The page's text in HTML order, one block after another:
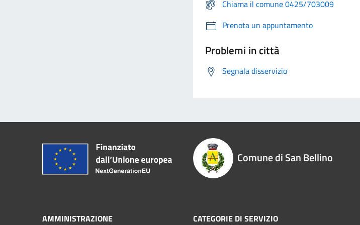
Chiama il comune 0425/703009
Prenota un appuntamento
Problemi in città
Segnala disservizio
Comune di San Bellino
AMMINISTRAZIONE CATEGORIE DI SERVIZIO